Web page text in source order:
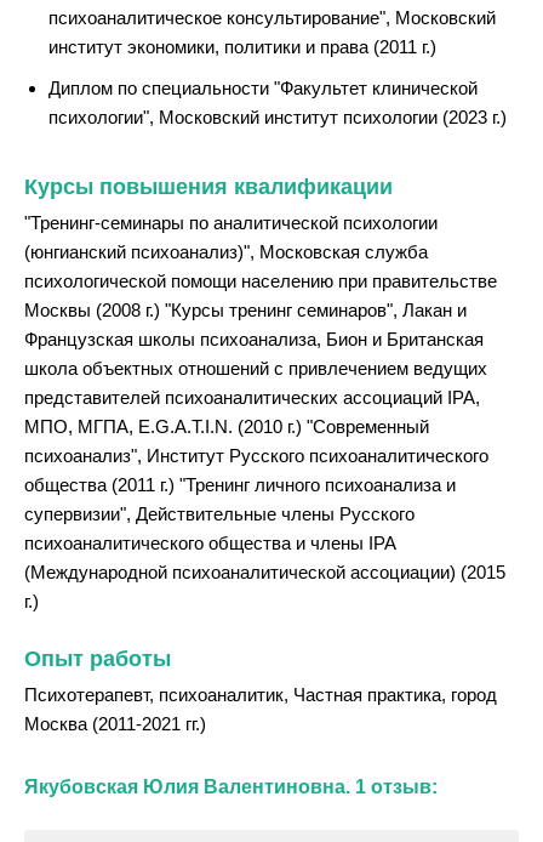
психоаналитическое консультирование", Московский
институт экономики, политики и права (2011 г.)
Диплом по специальности "Факультет клинической
психологии", Московский институт психологии (2023 г.)
Курсы повышения квалификации
"Тренинг-семинары по аналитической психологии
(юнгианский психоанализ)", Московская служба
психологической помощи населению при правительстве
Москвы (2008 г.) "Курсы тренинг семинаров", Лакан и
Французская школы психоанализа, Бион и Британская
школа объектных отношений с привлечением ведущих
представителей психоаналитических ассоциаций IPA,
МПО, МГПА, E.G.A.T.I.N. (2010 г.) "Современный
психоанализ", Институт Русского психоаналитического
общества (2011 г.) "Тренинг личного психоанализа и
супервизии", Действительные члены Русского
психоаналитического общества и члены IPA
(Международной психоаналитической ассоциации) (2015
г.)
Опыт работы
Психотерапевт, психоаналитик, Частная практика, город
Москва (2011-2021 гг.)
Якубовская Юлия Валентиновна. 1 отзыв: